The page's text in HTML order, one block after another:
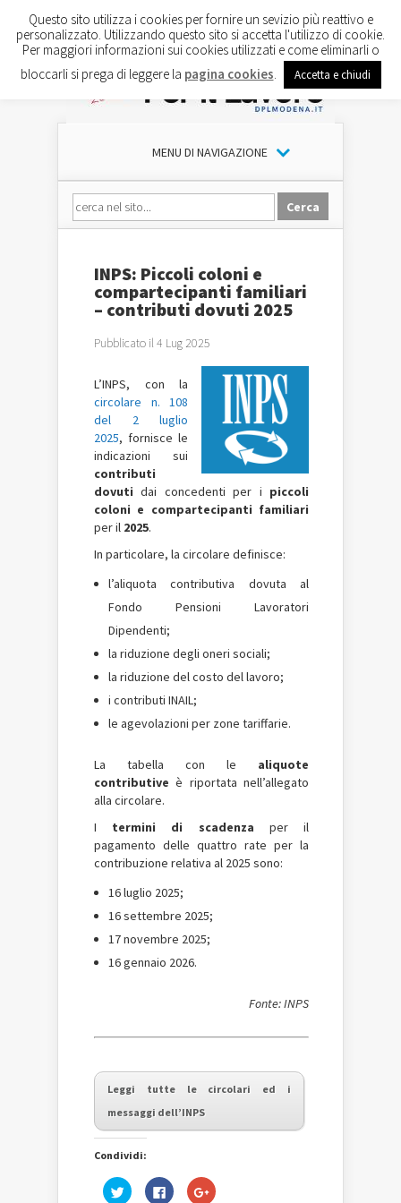
MENU DI NAVIGAZIONE
INPS: Piccoli coloni e
compartecipanti familiari
– contributi dovuti 2025
Pubblicato il 4 Lug 2025
L’INPS, con la
circolare n. 108
del 2 luglio
2025, fornisce le
indicazioni sui
contributi
dovuti dai concedenti per i piccoli
coloni e compartecipanti familiari
per il 2025.
In particolare, la circolare definisce:
l’aliquota contributiva dovuta al
Fondo Pensioni Lavoratori
Dipendenti;
la riduzione degli oneri sociali;
la riduzione del costo del lavoro;
i contributi INAIL;
le agevolazioni per zone tariffarie.
La tabella con le aliquote
contributive è riportata nell’allegato
alla circolare.
I termini di scadenza per il
pagamento delle quattro rate per la
contribuzione relativa al 2025 sono:
16 luglio 2025;
16 settembre 2025;
17 novembre 2025;
16 gennaio 2026.
Fonte: INPS
Leggi tutte le circolari ed i
messaggi dell’INPS
Condividi:
Fai
clic
Fai
clic
Fai
clic
Questo sito utilizza i cookies per fornire un sevizio più reattivo e
personalizzato. Utilizzando questo sito si accetta l'utilizzo di cookie.
Per maggiori informazioni sui cookies utilizzati e come eliminarli o
bloccarli si prega di leggere la pagina cookies Accetta e chiudi